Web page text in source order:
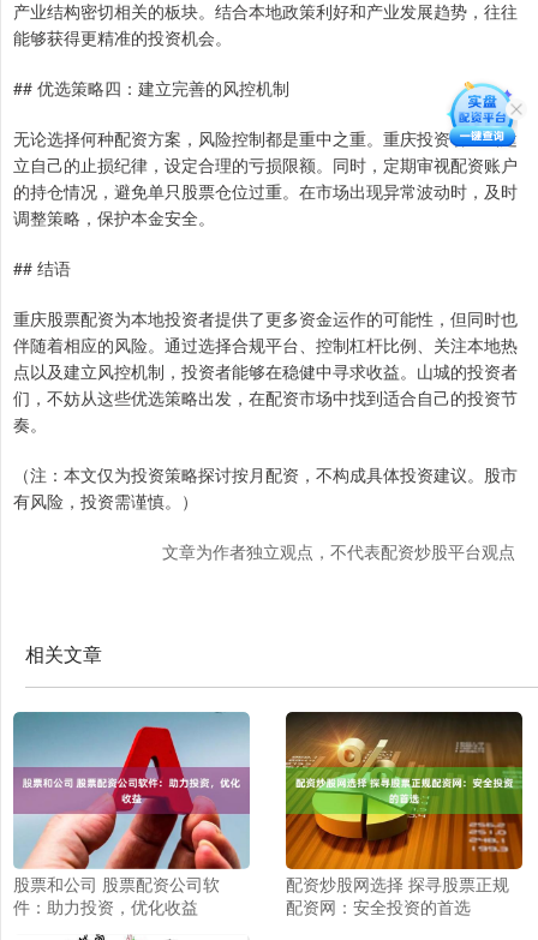
产业结构密切相关的板块。结合本地政策利好和产业发展趋势，往往
能够获得更精准的投资机会。
## 优选策略四：建立完善的风控机制
无论选择何种配资方案，风险控制都是重中之重。重庆投资者应当建
立自己的止损纪律，设定合理的亏损限额。同时，定期审视配资账户
的持仓情况，避免单只股票仓位过重。在市场出现异常波动时，及时
调整策略，保护本金安全。
## 结语
重庆股票配资为本地投资者提供了更多资金运作的可能性，但同时也
伴随着相应的风险。通过选择合规平台、控制杠杆比例、关注本地热
点以及建立风控机制，投资者能够在稳健中寻求收益。山城的投资者
们，不妨从这些优选策略出发，在配资市场中找到适合自己的投资节
奏。
（注：本文仅为投资策略探讨按月配资，不构成具体投资建议。股市
有风险，投资需谨慎。）
文章为作者独立观点，不代表配资炒股平台观点
相关文章
股票和公司 股票配资公司软
件：助力投资，优化收益
配资炒股网选择 探寻股票正规
配资网：安全投资的首选